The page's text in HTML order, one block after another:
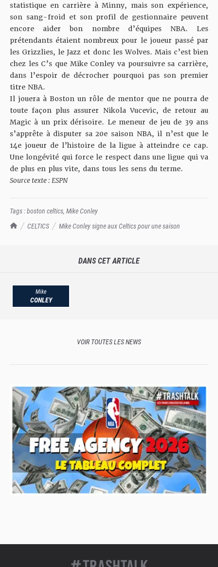
TrashTalk Actu NBA
CELTICS Mike Conley signe aux Celtics pour une saison
statistique en carrière à Minny, mais son expérience,
son sang-froid et son profil de gestionnaire peuvent
encore aider bon nombre d’équipes NBA. Les
prétendants étaient nombreux pour le joueur passé par
les Grizzlies, le Jazz et donc les Wolves. Mais c’est bien
chez les C’s que Mike Conley va poursuivre sa carrière,
dans l’espoir de décrocher pourquoi pas son premier
titre NBA.
Il jouera à Boston un rôle de mentor que ne pourra de
toute façon plus assurer Nikola Vucevic, de retour au
Magic à un prix dérisoire. Le meneur de jeu de 39 ans
s’apprête à disputer sa 20e saison NBA, il n’est que le
14e joueur de l’histoire de la ligue à atteindre ce cap.
Une longévité qui force le respect dans une ligue qui va
de plus en plus vite, dans tous les sens du terme.
Source texte : ESPN
Tags :boston celtics, Mike Conley
DANS CET ARTICLE
Mike
CONLEY
VOIR TOUTES LES NEWS